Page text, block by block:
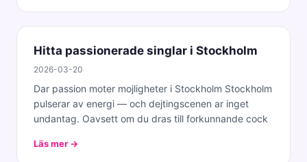
Hitta passionerade singlar i Stockholm
2026-03-20
Dar passion moter mojligheter i Stockholm Stockholm
pulserar av energi — och dejtingscenen ar inget
undantag. Oavsett om du dras till forkunnande cock
Läs mer →